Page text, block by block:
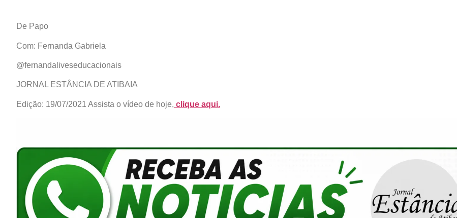
De Papo
Com: Fernanda Gabriela
@fernandaliveseducacionais
JORNAL ESTÂNCIA DE ATIBAIA
Edição: 19/07/2021 Assista o vídeo de hoje, clique aqui.